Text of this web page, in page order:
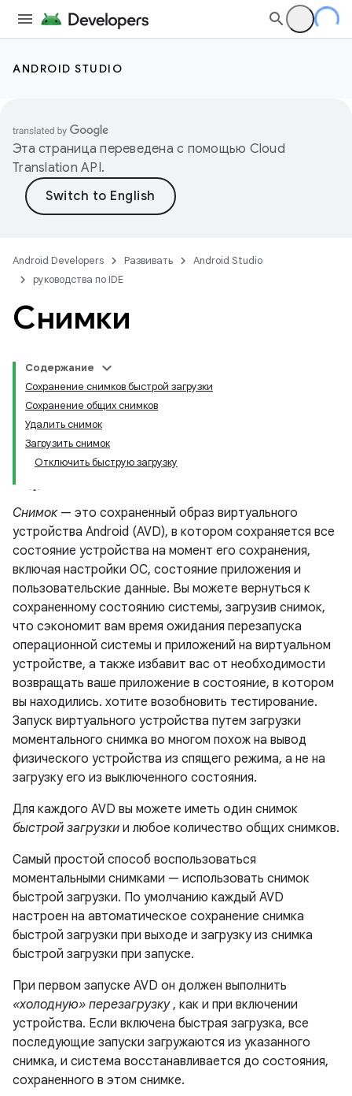
ANDROID STUDIO
Эта страница переведена с помощью Cloud
Translation API.
Android Developers Развивать
Android Studio
руководства по IDE
Снимки
Содержание
Сохранение снимков быстрой загрузки
Сохранение общих снимков
Удалить снимок
Загрузить снимок
Отключить быструю загрузку
Снимок— это сохраненный образ виртуального
устройства Android (AVD), в котором сохраняется все
состояние устройства на момент его сохранения,
включая настройки ОС, состояние приложения и
пользовательские данные. Вы можете вернуться к
сохраненному состоянию системы, загрузив снимок,
что сэкономит вам время ожидания перезапуска
операционной системы и приложений на виртуальном
устройстве, а также избавит вас от необходимости
возвращать ваше приложение в состояние, в котором
вы находились. хотите возобновить тестирование.
Запуск виртуального устройства путем загрузки
моментального снимка во многом похож на вывод
физического устройства из спящего режима, а не на
загрузку его из выключенного состояния.
Для каждого AVD вы можете иметь один снимок
быстрой загрузки и любое количество общих снимков.
Самый простой способ воспользоваться
моментальными снимками — использовать снимок
быстрой загрузки. По умолчанию каждый AVD
настроен на автоматическое сохранение снимка
быстрой загрузки при выходе и загрузку из снимка
быстрой загрузки при запуске.
При первом запуске AVD он должен выполнить
«холодную» перезагрузку, как и при включении
устройства. Если включена быстрая загрузка, все
последующие запуски загружаются из указанного
снимка, и система восстанавливается до состояния,
сохраненного в этом снимке.